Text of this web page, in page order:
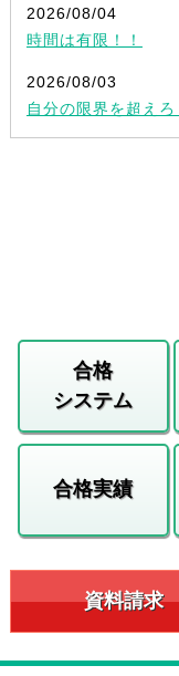
2026/08/04
時間は有限！！
2026/08/03
自分の限界を超えろ
合格
システム
合格実績
資料請求